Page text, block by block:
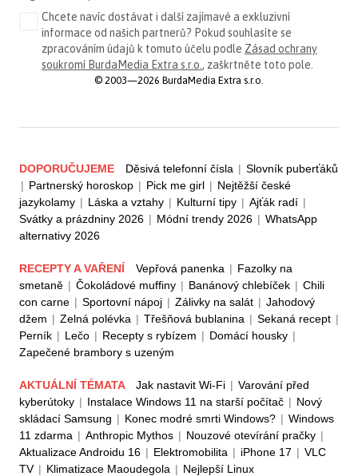
Chcete navíc dostávat i další zajímavé a exkluzivní
informace od našich partnerů? Pokud souhlasíte se
zpracováním údajů k tomuto účelu podle Zásad ochrany
soukromí BurdaMedia Extra s.r.o. , zaškrtněte toto pole.
© 2003—2026 BurdaMedia Extra s.r.o.
DOPORUČUJEME Děsivá telefonní čísla | Slovník puberťáků
| Partnerský horoskop | Pick me girl | Nejtěžší české
jazykolamy | Láska a vztahy | Kulturní tipy | Ajťák radí |
Svátky a prázdniny 2026 | Módní trendy 2026 | WhatsApp
alternativy 2026
RECEPTY A VAŘENÍ Vepřová panenka | Fazolky na
smetaně | Čokoládové muffiny | Banánový chlebíček | Chili
con carne | Sportovní nápoj | Zálivky na salát | Jahodový
džem | Zelná polévka | Třešňová bublanina | Sekaná recept |
Perník | Lečo | Recepty s rybízem | Domácí housky |
Zapečené brambory s uzeným
AKTUÁLNÍ TÉMATA Jak nastavit Wi-Fi | Varování před
kyberútoky | Instalace Windows 11 na starší počítač | Nový
skládací Samsung | Konec modré smrti Windows? | Windows
11 zdarma | Anthropic Mythos | Nouzové otevírání pračky |
Aktualizace Androidu 16 | Elektromobilita | iPhone 17 | VLC
TV | Klimatizace Maoudegola | Nejlepší Linux